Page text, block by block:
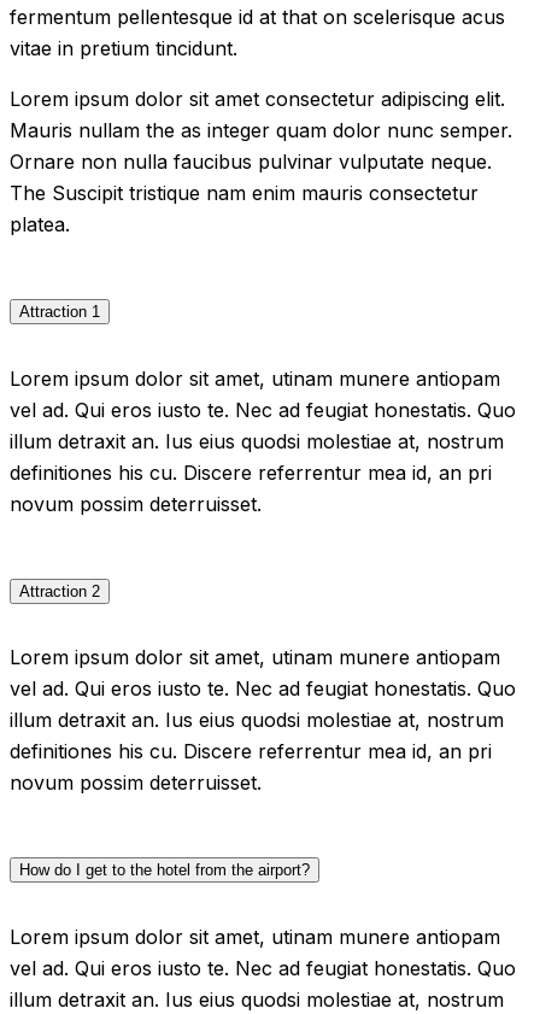
fermentum pellentesque id at that on scelerisque acus
vitae in pretium tincidunt.
Lorem ipsum dolor sit amet consectetur adipiscing elit.
Mauris nullam the as integer quam dolor nunc semper.
Ornare non nulla faucibus pulvinar vulputate neque.
The Suscipit tristique nam enim mauris consectetur
platea.
Attraction 1
Lorem ipsum dolor sit amet, utinam munere antiopam
vel ad. Qui eros iusto te. Nec ad feugiat honestatis. Quo
illum detraxit an. Ius eius quodsi molestiae at, nostrum
definitiones his cu. Discere referrentur mea id, an pri
novum possim deterruisset.
Attraction 2
Lorem ipsum dolor sit amet, utinam munere antiopam
vel ad. Qui eros iusto te. Nec ad feugiat honestatis. Quo
illum detraxit an. Ius eius quodsi molestiae at, nostrum
definitiones his cu. Discere referrentur mea id, an pri
novum possim deterruisset.
How do I get to the hotel from the airport?
Lorem ipsum dolor sit amet, utinam munere antiopam
vel ad. Qui eros iusto te. Nec ad feugiat honestatis. Quo
illum detraxit an. Ius eius quodsi molestiae at, nostrum